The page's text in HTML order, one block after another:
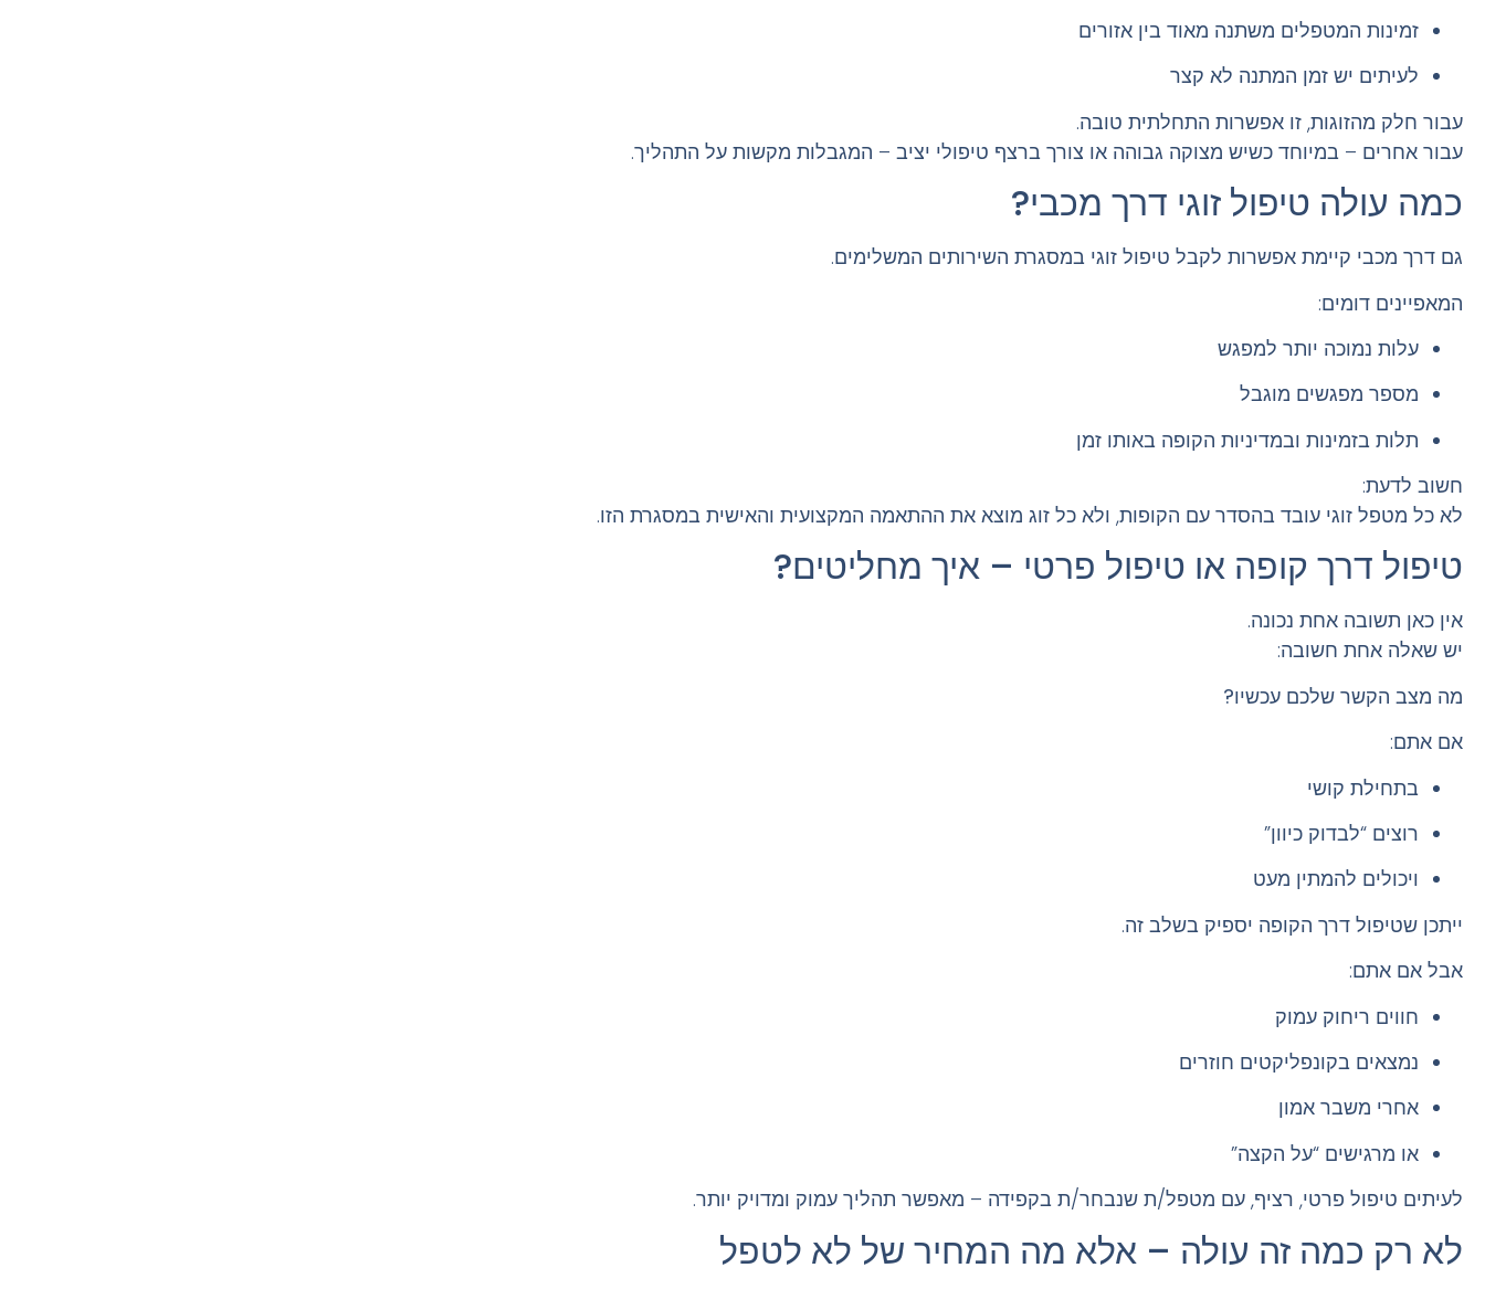
זמינות המטפלים משתנה מאוד בין אזורים
לעיתים יש זמן המתנה לא קצר
עבור חלק מהזוגות, זו אפשרות התחלתית טובה.
עבור אחרים – במיוחד כשיש מצוקה גבוהה או צורך ברצף טיפולי יציב – המגבלות מקשות על התהליך.
כמה עולה טיפול זוגי דרך מכבי?
גם דרך מכבי קיימת אפשרות לקבל טיפול זוגי במסגרת השירותים המשלימים.
המאפיינים דומים:
עלות נמוכה יותר למפגש
מספר מפגשים מוגבל
תלות בזמינות ובמדיניות הקופה באותו זמן
חשוב לדעת:
לא כל מטפל זוגי עובד בהסדר עם הקופות, ולא כל זוג מוצא את ההתאמה המקצועית והאישית במסגרת הזו.
טיפול דרך קופה או טיפול פרטי – איך מחליטים?
אין כאן תשובה אחת נכונה.
יש שאלה אחת חשובה:
מה מצב הקשר שלכם עכשיו?
אם אתם:
בתחילת קושי
רוצים “לבדוק כיוון”
ויכולים להמתין מעט
ייתכן שטיפול דרך הקופה יספיק בשלב זה.
אבל אם אתם:
חווים ריחוק עמוק
נמצאים בקונפליקטים חוזרים
אחרי משבר אמון
או מרגישים “על הקצה”
לעיתים טיפול פרטי, רציף, עם מטפל/ת שנבחר/ת בקפידה – מאפשר תהליך עמוק ומדויק יותר.
לא רק כמה זה עולה – אלא מה המחיר של לא לטפל